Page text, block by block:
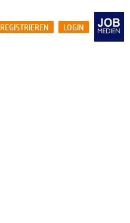
LOGIN
REGISTRIEREN